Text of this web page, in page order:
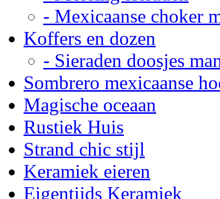
- Mexicaanse choker
Koffers en dozen
- Sieraden doosjes
Sombrero mexicaanse
Magische oceaan
Rustiek Huis
Strand chic stijl
Keramiek eieren
Eigentijds Keramiek